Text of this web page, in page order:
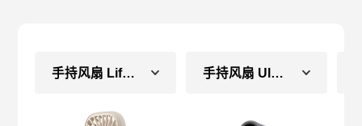
手持风扇 Life2 手持风扇 Ultra2 E